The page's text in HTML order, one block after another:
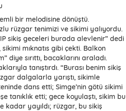
bir melodisine dönüştü.
rüzgar tenimizi ve sikimi yalıyordu.
sikiş geceleri burada alevlenir” dedi
mıknatıs gibi çekti. Balkon
diye sırıttı, bacaklarını araladı.
tanıştırdı. “Burası benim sikiş
dalgalarla yarıştı, sikimle
dans etti; Simge’nin götü sikimi
tanıklık etti; gece koyulaştı, sikim bu
kadar yayıldı; rüzgar, bu sikiş